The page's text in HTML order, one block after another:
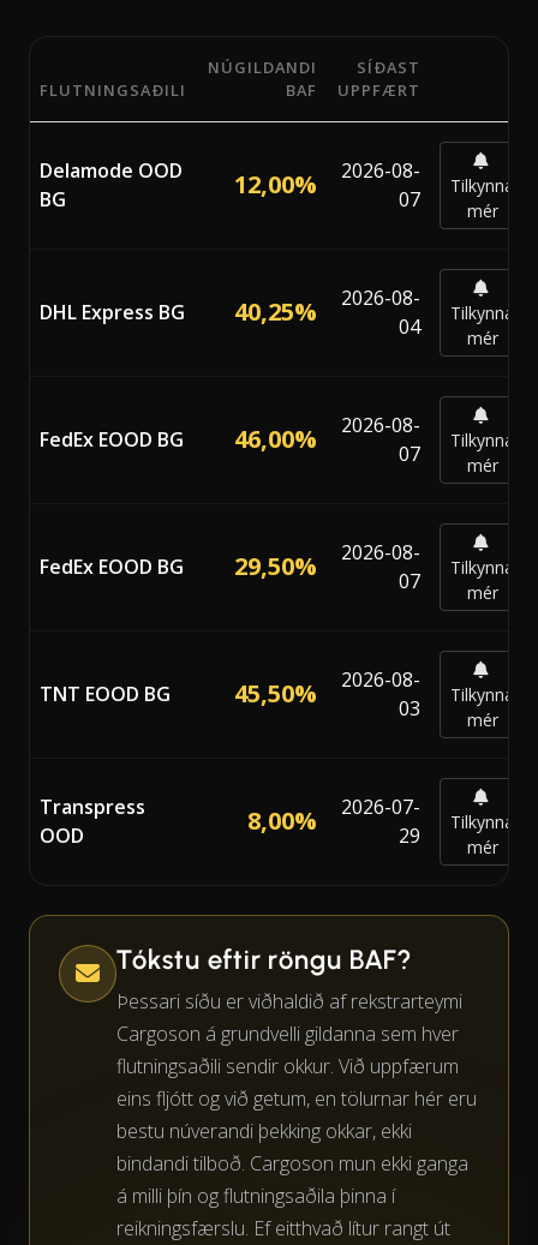
Núgildandi BAF prósentur frá 6 flutningsaðilum sem
FLUTNINGSAÐILI
NÚGILDANDI
BAF
SÍÐAST
UPPFÆRT
Delamode OOD
BG
12,00%
2026-08-
07
Tilkynna
mér
DHL Express BG 40,25%
2026-08-
04
Tilkynna
mér
FedEx EOOD BG 46,00%
2026-08-
07
Tilkynna
mér
FedEx EOOD BG 29,50%
2026-08-
07
Tilkynna
mér
TNT EOOD BG 45,50%
2026-08-
03
Tilkynna
mér
Transpress
OOD
8,00%
2026-07-
29
Tilkynna
mér
Tókstu eftir röngu BAF?
Þessari síðu er viðhaldið af rekstrarteymi
Cargoson á grundvelli gildanna sem hver
flutningsaðili sendir okkur. Við uppfærum
eins fljótt og við getum, en tölurnar hér eru
bestu núverandi þekking okkar, ekki
bindandi tilboð. Cargoson mun ekki ganga
á milli þín og flutningsaðila þinna í
reikningsfærslu. Ef eitthvað lítur rangt út